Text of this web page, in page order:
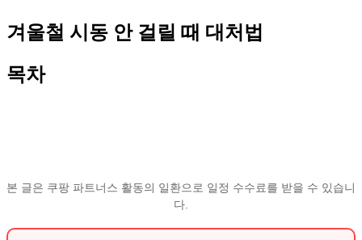
겨울철 시동 안 걸릴 때 대처법
목차
본 글은 쿠팡 파트너스 활동의 일환으로 일정 수수료를 받을 수 있습니
다.